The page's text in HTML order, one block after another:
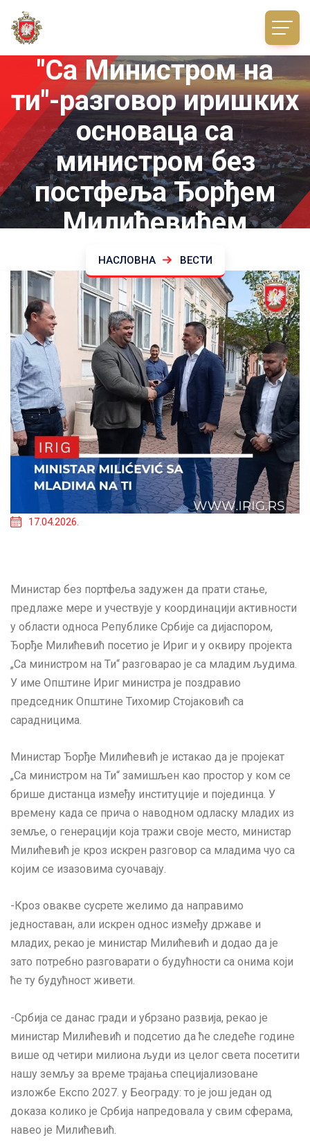
"Са Министром на
ти"-разговор иришких
основаца са
министром без
постфеља Ђорђем
Милићевићем
НАСЛОВНА ВЕСТИ
17.04.2026.
Министар без портфеља задужен да прати стање,
предлаже мере и учествује у координацији активности
у области односа Републике Србије са дијаспором,
Ђорђе Милићевић посетио је Ириг и у оквиру пројекта
„Са министром на Ти“ разговарао је са младим људима.
У име Општине Ириг министра је поздравио
председник Општине Тихомир Стојаковић са
сарадницима.
Министар Ђорђе Милићевић је истакао да је пројекат
„Са министром на Ти“ замишљен као простор у ком се
брише дистанца између институције и појединца. У
времену када се прича о наводном одласку младих из
земље, о генерацији која тражи своје место, министар
Милићевић је кроз искрен разговор са младима чуо са
којим се изазовима суочавају.
-Кроз овакве сусрете желимо да направимо
једноставан, али искрен однос између државе и
младих, рекао је министар Милићевић и додао да је
зато потребно разговарати о будућности са онима који
ће ту будућност живети.
-Србија се данас гради и убрзано развија, рекао је
министар Милићевић и подсетио да ће следеће године
више од четири милиона људи из целог света посетити
нашу земљу за време трајања специјализоване
изложбе Експо 2027. у Београду: то је још један од
доказа колико је Србија напредовала у свим сферама,
навео је Милићевић.